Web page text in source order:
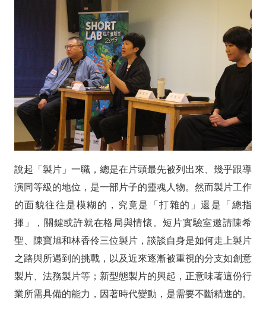
希
聖：
當
製
片
沒
有
公
式，
但
要
能
與
說起「製片」一職，總是在片頭最先被列出來、幾乎跟導
演同等級的地位，是一部片子的靈魂人物。然而製片工作
的面貌往往是模糊的，究竟是「打雜的」還是「總指
揮」，關鍵或許就在格局與情懷。短片實驗室邀請陳希
聖、陳寶旭和林香伶三位製片，談談自身是如何走上製片
之路與所遇到的挑戰，以及近來逐漸被重視的分支如創意
製片、法務製片等；新型態製片的興起，正意味著這份行
業所需具備的能力，因著時代變動，是需要不斷精進的。